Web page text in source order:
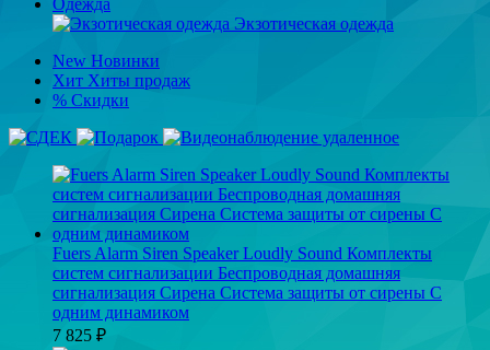
Одежда
Экзотическая одежда
New Новинки
Хит Хиты продаж
% Скидки
Fuers Alarm Siren Speaker Loudly Sound Комплекты
систем сигнализации Беспроводная домашняя
сигнализация Сирена Система защиты от сирены С
одним динамиком
7 825 ₽